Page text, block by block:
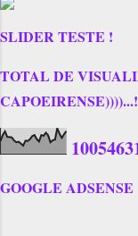
SLIDER TESTE !
TOTAL DE
CAPOEIRENSE))))...!
1005463
GOOGLE ADSENSE